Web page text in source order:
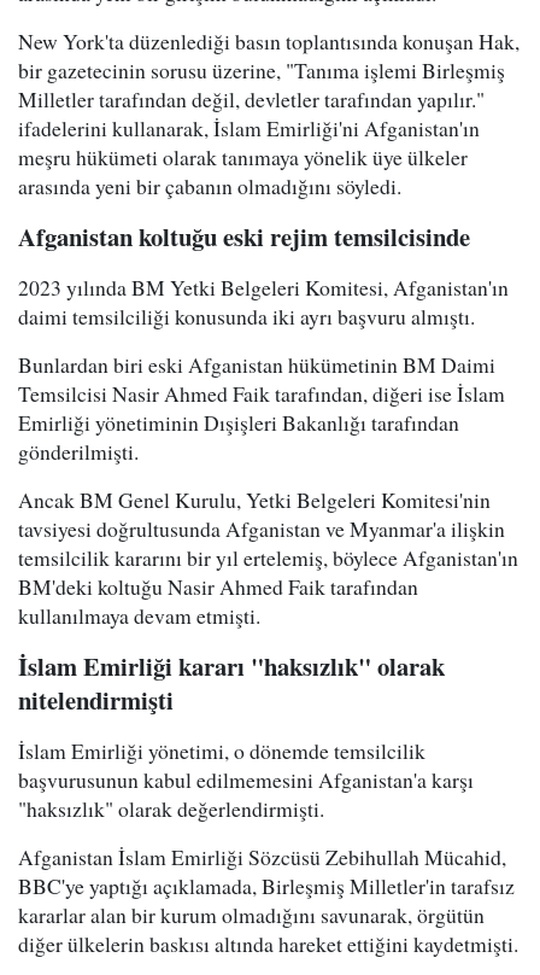
New York'ta düzenlediği basın toplantısında konuşan Hak,
bir gazetecinin sorusu üzerine, "Tanıma işlemi Birleşmiş
Milletler tarafından değil, devletler tarafından yapılır."
ifadelerini kullanarak, İslam Emirliği'ni Afganistan'ın
meşru hükümeti olarak tanımaya yönelik üye ülkeler
arasında yeni bir çabanın olmadığını söyledi.
Afganistan koltuğu eski rejim temsilcisinde
2023 yılında BM Yetki Belgeleri Komitesi, Afganistan'ın
daimi temsilciliği konusunda iki ayrı başvuru almıştı.
Bunlardan biri eski Afganistan hükümetinin BM Daimi
Temsilcisi Nasir Ahmed Faik tarafından, diğeri ise İslam
Emirliği yönetiminin Dışişleri Bakanlığı tarafından
gönderilmişti.
Ancak BM Genel Kurulu, Yetki Belgeleri Komitesi'nin
tavsiyesi doğrultusunda Afganistan ve Myanmar'a ilişkin
temsilcilik kararını bir yıl ertelemiş, böylece Afganistan'ın
BM'deki koltuğu Nasir Ahmed Faik tarafından
kullanılmaya devam etmişti.
İslam Emirliği kararı "haksızlık" olarak
nitelendirmişti
İslam Emirliği yönetimi, o dönemde temsilcilik
başvurusunun kabul edilmemesini Afganistan'a karşı
"haksızlık" olarak değerlendirmişti.
Afganistan İslam Emirliği Sözcüsü Zebihullah Mücahid,
BBC'ye yaptığı açıklamada, Birleşmiş Milletler'in tarafsız
kararlar alan bir kurum olmadığını savunarak, örgütün
diğer ülkelerin baskısı altında hareket ettiğini kaydetmişti.